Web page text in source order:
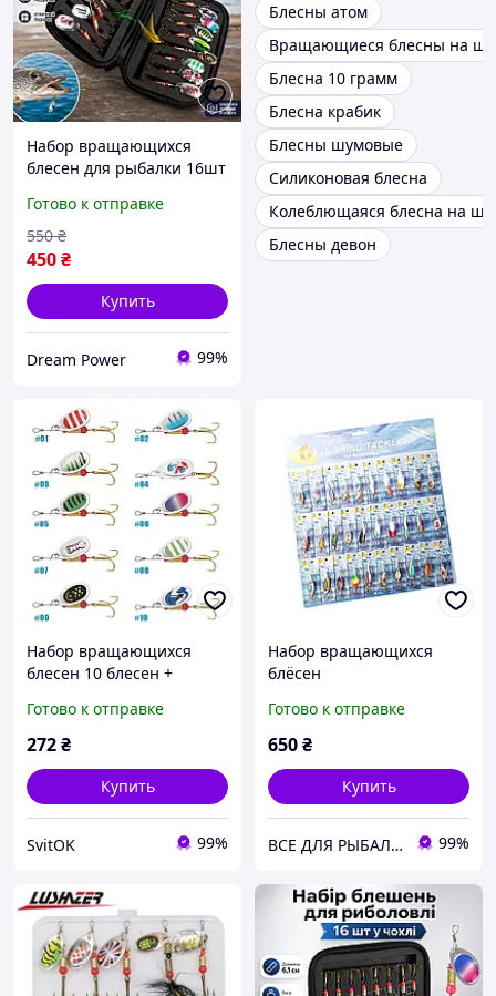
Набор вращающихся
блесен для рыбалки 16шт
Готово к отправке
450₴
550 ₴
Купить
Dream Power 99%
Блесны атом
Вращающиеся блесны на
Блесна 10 грамм
Блесна крабик
Блесны шумовые
Силиконовая блесна
Колеблющаяся блесна на
Блесны девон
Набор вращающихся
блесен 10 блесен +
Готово к отправке
272₴
Купить
SvitOK 99%
Набор вращающихся
блёсен
Готово к отправке
650₴
Купить
ВСЕ ДЛЯ РЫБАЛКИ 99%